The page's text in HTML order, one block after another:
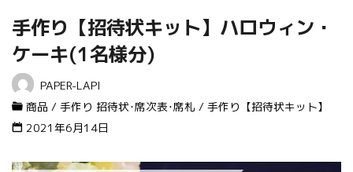
手作り【招待状キット】ハロウィン・
ケーキ(1名様分)
PAPER-LAPI
商品 / 手作り 招待状･席次表･席札 / 手作り【招待状キット】
2021年6月14日